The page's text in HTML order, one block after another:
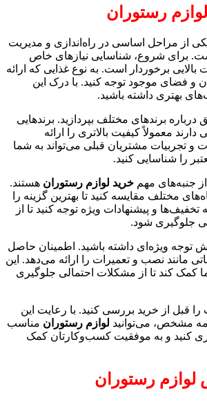
رستوران
از مراحل اساسی در راه‌اندازی و مدیریت
برای شروع، شناسایی نیازهای خاص
برخوردار است. به نوع غذایی که ارائه
و فضای موجود توجه کنید. با درک این
بهتری داشته باشید.
درباره برندهای مختلف بپردازید. برندهایی
معمولاً کیفیت بالاتری را ارائه
و تجربیات مشتریان قبلی می‌تواند به شما
را شناسایی کنید.
جنبه‌های مهم خرید لوازم رستوران هستند.
مختلف مقایسه کنید تا بهترین گزینه را
تخفیف‌ها و پیشنهادات ویژه توجه کنید تا از
جلوگیری شود.
توجه ویژه‌ای داشته باشید. اطمینان حاصل
مانند نصب و تعمیرات را ارائه می‌دهد. این
کمک کند تا از مشکلات احتمالی جلوگیری
را قبل از خرید بررسی کنید. با رعایت این
مشخص، می‌توانید لوازم رستوران مناسب
کنید و به موفقیت کسب‌وکارتان کمک
لوازم رستوران